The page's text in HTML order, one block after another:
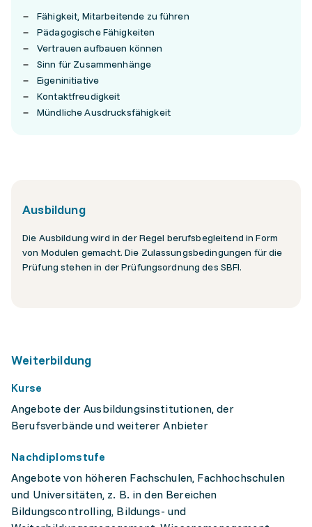
Fähigkeit, Mitarbeitende zu führen
Pädagogische Fähigkeiten
Vertrauen aufbauen können
Sinn für Zusammenhänge
Eigeninitiative
Kontaktfreudigkeit
Mündliche Ausdrucksfähigkeit
Ausbildung
Die Ausbildung wird in der Regel berufsbegleitend in Form
von Modulen gemacht. Die Zulassungsbedingungen für die
Prüfung stehen in der Prüfungsordnung des SBFI.
Weiterbildung
Kurse
Angebote der Ausbildungsinstitutionen, der
Berufsverbände und weiterer Anbieter
Nachdiplomstufe
Angebote von höheren Fachschulen, Fachhochschulen
und Universitäten, z. B. in den Bereichen
Bildungscontrolling, Bildungs- und